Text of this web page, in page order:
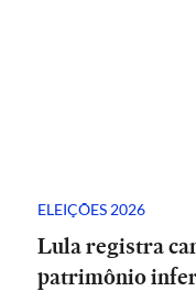
ELEIÇÕES 2026
Lula registra
patrimônio